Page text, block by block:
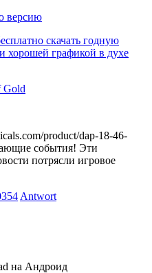
версию
скачать годную
хорошей графикой в духе
Gold
product/dap-18-46-
события! Эти
потрясли игровое
Antwort
на Андроид